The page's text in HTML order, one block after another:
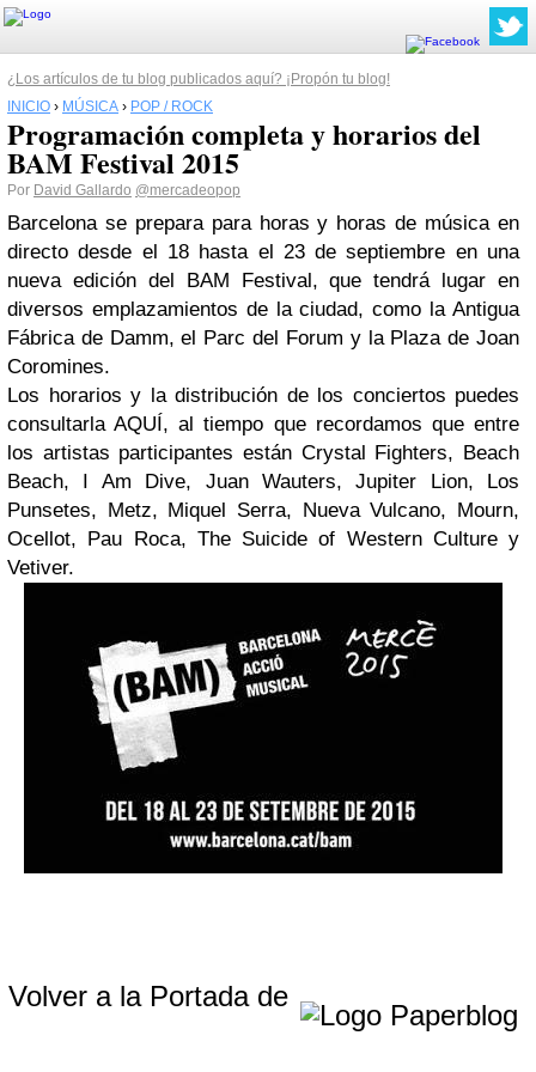
¿Los artículos de tu blog publicados aquí? ¡Propón tu blog!
INICIO › MÚSICA › POP / ROCK
Programación completa y horarios del
BAM Festival 2015
Por David Gallardo @mercadeopop
Barcelona se prepara para horas y horas de música en
directo desde el 18 hasta el 23 de septiembre en una
nueva edición del BAM Festival, que tendrá lugar en
diversos emplazamientos de la ciudad, como la Antigua
Fábrica de Damm, el Parc del Forum y la Plaza de Joan
Coromines.
Los horarios y la distribución de los conciertos puedes
consultarla AQUÍ, al tiempo que recordamos que entre
los artistas participantes están Crystal Fighters, Beach
Beach, I Am Dive, Juan Wauters, Jupiter Lion, Los
Punsetes, Metz, Miquel Serra, Nueva Vulcano, Mourn,
Ocellot, Pau Roca, The Suicide of Western Culture y
Vetiver.
Volver a la Portada de